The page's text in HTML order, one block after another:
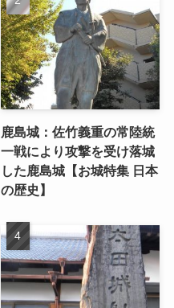
鹿島城：佐竹義重の常陸統
一戦により攻撃を受け落城
した鹿島城【お城特集 日本
の歴史】